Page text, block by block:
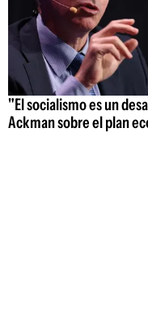
"El socialismo es un
Ackman sobre el plan